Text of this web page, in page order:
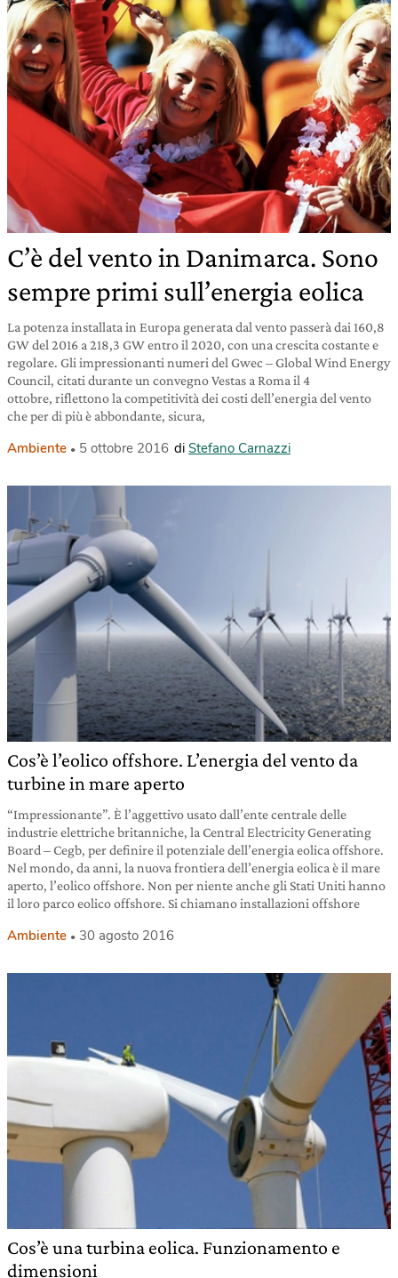
C’è del vento in Danimarca. Sono
sempre primi sull’energia eolica
La potenza installata in Europa generata dal vento passerà dai 160,8
GW del 2016 a 218,3 GW entro il 2020, con una crescita costante e
regolare. Gli impressionanti numeri del Gwec – Global Wind Energy
Council, citati durante un convegno Vestas a Roma il 4
ottobre, riflettono la competitività dei costi dell’energia del vento
che per di più è abbondante, sicura,
Ambiente 5 ottobre 2016 di Stefano Carnazzi
Cos’è l’eolico offshore. L’energia del vento da
turbine in mare aperto
“Impressionante”. È l’aggettivo usato dall’ente centrale delle
industrie elettriche britanniche, la Central Electricity Generating
Board – Cegb, per definire il potenziale dell’energia eolica offshore.
Nel mondo, da anni, la nuova frontiera dell’energia eolica è il mare
aperto, l’eolico offshore. Non per niente anche gli Stati Uniti hanno
il loro parco eolico offshore. Si chiamano installazioni offshore
Ambiente 30 agosto 2016
Cos’è una turbina eolica. Funzionamento e
dimensioni